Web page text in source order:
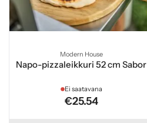
Modern House
Napo-pizzaleikkuri 52 cm Sabor
Ei saatavana
€25.54